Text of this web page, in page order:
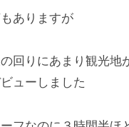
ありますが
回りにあまり観光地
ューしました